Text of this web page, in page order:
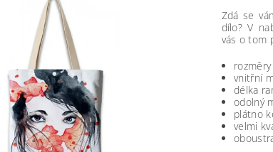
Zdá se
dílo? V
vás o tom
vnitřní
délka
odolný
plátno
velmi